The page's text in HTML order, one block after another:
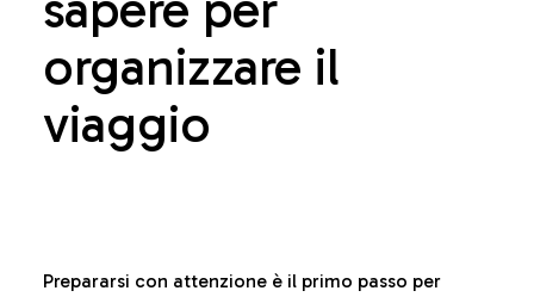
organizzare il
viaggio
Prepararsi con attenzione è il primo passo per